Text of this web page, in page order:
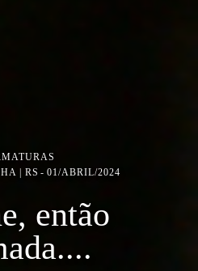
| RS
01/ABRIL/2024
então